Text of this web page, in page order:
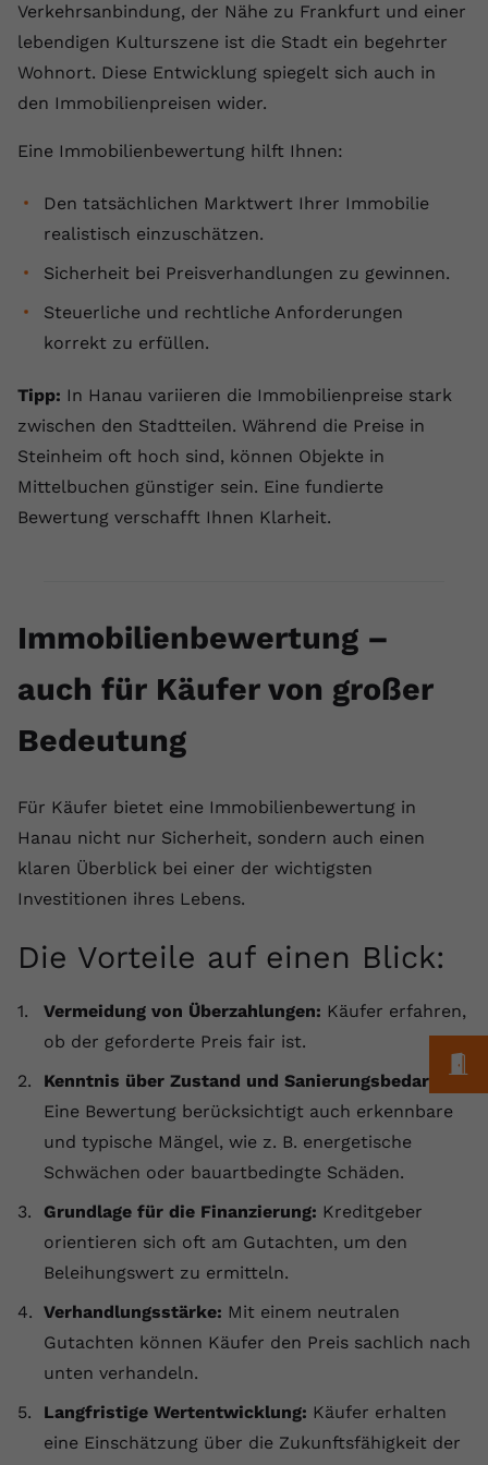
Verkehrsanbindung, der Nähe zu Frankfurt und einer
lebendigen Kulturszene ist die Stadt ein begehrter
Wohnort. Diese Entwicklung spiegelt sich auch in
den Immobilienpreisen wider.
Eine Immobilienbewertung hilft Ihnen:
Den tatsächlichen Marktwert Ihrer Immobilie
realistisch einzuschätzen.
Sicherheit bei Preisverhandlungen zu gewinnen.
Steuerliche und rechtliche Anforderungen
korrekt zu erfüllen.
Tipp: In Hanau variieren die Immobilienpreise stark
zwischen den Stadtteilen. Während die Preise in
Steinheim oft hoch sind, können Objekte in
Mittelbuchen günstiger sein. Eine fundierte
Bewertung verschafft Ihnen Klarheit.
Immobilienbewertung –
auch für Käufer von großer
Bedeutung
Für Käufer bietet eine Immobilienbewertung in
Hanau nicht nur Sicherheit, sondern auch einen
klaren Überblick bei einer der wichtigsten
Investitionen ihres Lebens.
Die Vorteile auf einen Blick:
Vermeidung von Überzahlungen: Käufer erfahren,
ob der geforderte Preis fair ist.
Kenntnis über Zustand und Sanierungsbedarf:
Eine Bewertung berücksichtigt auch erkennbare
und typische Mängel, wie z. B. energetische
Schwächen oder bauartbedingte Schäden.
Grundlage für die Finanzierung: Kreditgeber
orientieren sich oft am Gutachten, um den
Beleihungswert zu ermitteln.
Verhandlungsstärke: Mit einem neutralen
Gutachten können Käufer den Preis sachlich nach
unten verhandeln.
Langfristige Wertentwicklung: Käufer erhalten
eine Einschätzung über die Zukunftsfähigkeit der
youtube.com
Laufzeit 2 Jahre
Zweck
eingebettete YouTube-Videos und
Name yt-remote-device-id
Laufzeit Session
Zweck
Videopräferenzen des Benutzers zu
speichern, der eingebettete YouTube-
Videos verwendet.
Name yt.innertube::requests
registriert eine eindeutige ID, um
Daten darüber zu speichern, welche
Videos von YouTube der Nutzer
gesehen hat.
yt.innertube::nextId
Anbieter Youtube.com
Zweck
Dieser von YouTube gesetzte Cookie
Daten darüber zu speichern, welche
Videos von YouTube der Nutzer
Name yt-remote-connected-devices
Anbieter Youtube.com
Zweck
YouTube setzt diesen Cookie, um die
speichern, der eingebettete YouTube-
Videos verwendet.